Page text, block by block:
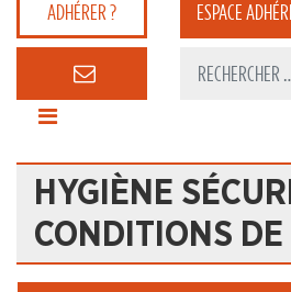
ADHÉRER ? ESPACE
HYGIÈNE
CONDITIONS